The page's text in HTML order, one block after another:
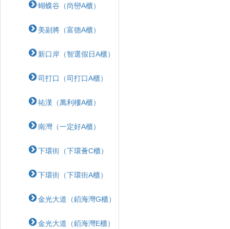
蝴蝶⾕（尚巒A櫃）
美副將（富德A櫃）
新口岸（智選假日A櫃）
司打口（司打口A櫃）
祐漢（萬利樓A櫃）
南灣（一定好A櫃）
下環街（下環薈C櫃）
下環街（下環街A櫃）
金光大道（銆海灣G櫃）
金光大道（銆海灣E櫃）